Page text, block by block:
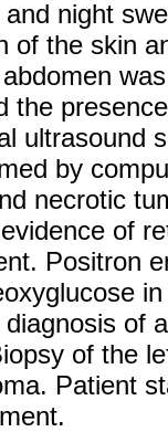
night
of the skin
the
ultrasound
by
necrotic
of
Positron
of
of the
Patient